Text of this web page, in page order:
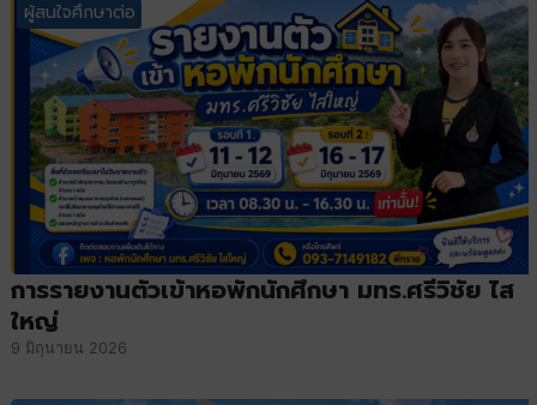
ผู้สนใจศึกษาต่อ
การรายงานตัวเข้าหอพักนักศึกษา มทร.ศรีวิชัย ไส
ใหญ่
9 มิถุนายน 2026